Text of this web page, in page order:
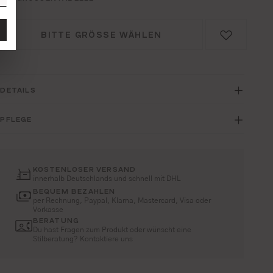
BITTE GRÖSSE WÄHLEN
DETAILS
PFLEGE
KOSTENLOSER VERSAND
innerhalb Deutschlands und schnell mit DHL
BEQUEM BEZAHLEN
per Rechnung, Paypal, Klarna, Mastercard, Visa oder
Vorkasse
BERATUNG
Du hast Fragen zum Produkt oder wünscht eine
Stilberatung? Kontaktiere uns